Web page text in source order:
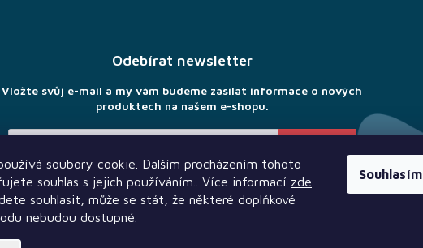
soubory cookie. Dalším procházením tohoto
souhlas s jejich používáním.. Více informací zde
souhlasit, může se stát, že některé doplňkové
nebudou dostupné.
Souhlasím
Odebírat newsletter
Vložte svůj e-mail a my vám budeme zasílat informace o nových
produktech na našem e-shopu.
Vložením e-mailu souhlasíte spodmínkami ochrany osobních údajů